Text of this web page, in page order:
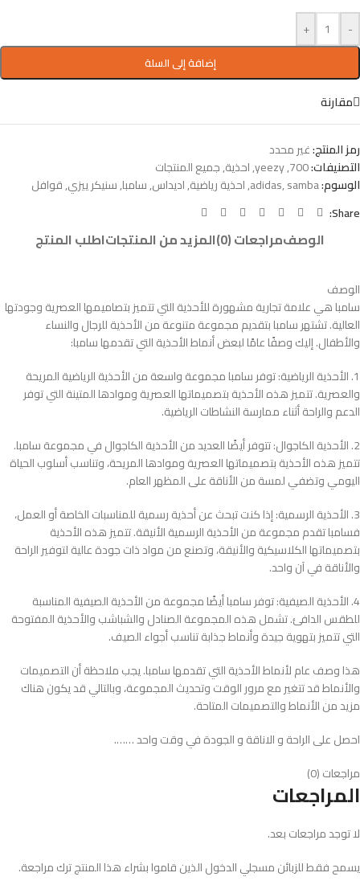
-
+
إضافة إلى السلة
مقارنة
رمز المنتج:غير محدد
التصنيفات:700
,
yeezy
,احذية,جميع المنتجات
الوسوم:
adidas,samba
,احذية رياضية,اديداس,سامبا,سنيكر ييزي,قوافل
Share:
الوصفمراجعات (0) المزيد من المنتجاتاطلب المنتج
الوصف
سامبا هي علامة تجارية مشهورة للأحذية التي تتميز بتصاميمها العصرية وجودتها
العالية. تشتهر سامبا بتقديم مجموعة متنوعة من الأحذية للرجال والنساء
والأطفال. إليك وصفًا عامًا لبعض أنماط الأحذية التي تقدمها سامبا:
1. الأحذية الرياضية: توفر سامبا مجموعة واسعة من الأحذية الرياضية المريحة
والعصرية. تتميز هذه الأحذية بتصميماتها العصرية وموادها المتينة التي توفر
الدعم والراحة أثناء ممارسة النشاطات الرياضية.
2. الأحذية الكاجوال: تتوفر أيضًا العديد من الأحذية الكاجوال في مجموعة سامبا.
تتميز هذه الأحذية بتصميماتها العصرية وموادها المريحة، وتناسب أسلوب الحياة
اليومي وتضفي لمسة من الأناقة على المظهر العام.
3. الأحذية الرسمية: إذا كنت تبحث عن أحذية رسمية للمناسبات الخاصة أو العمل،
فسامبا تقدم مجموعة من الأحذية الرسمية الأنيقة. تتميز هذه الأحذية
بتصميماتها الكلاسيكية والأنيقة، وتصنع من مواد ذات جودة عالية لتوفير الراحة
والأناقة في آن واحد.
4. الأحذية الصيفية: توفر سامبا أيضًا مجموعة من الأحذية الصيفية المناسبة
للطقس الدافئ. تشمل هذه المجموعة الصنادل والشباشب والأحذية المفتوحة
التي تتميز بتهوية جيدة وأنماط جذابة تناسب أجواء الصيف.
هذا وصف عام لأنماط الأحذية التي تقدمها سامبا. يجب ملاحظة أن التصميمات
والأنماط قد تتغير مع مرور الوقت وتحديث المجموعة، وبالتالي قد يكون هناك
مزيد من الأنماط والتصميمات المتاحة.
احصل على الراحة و الاناقة و الجودة في وقت واحد …….
مراجعات (0)
المراجعات
لا توجد مراجعات بعد.
يسمح فقط للزبائن مسجلي الدخول الذين قاموا بشراء هذا المنتج ترك مراجعة.